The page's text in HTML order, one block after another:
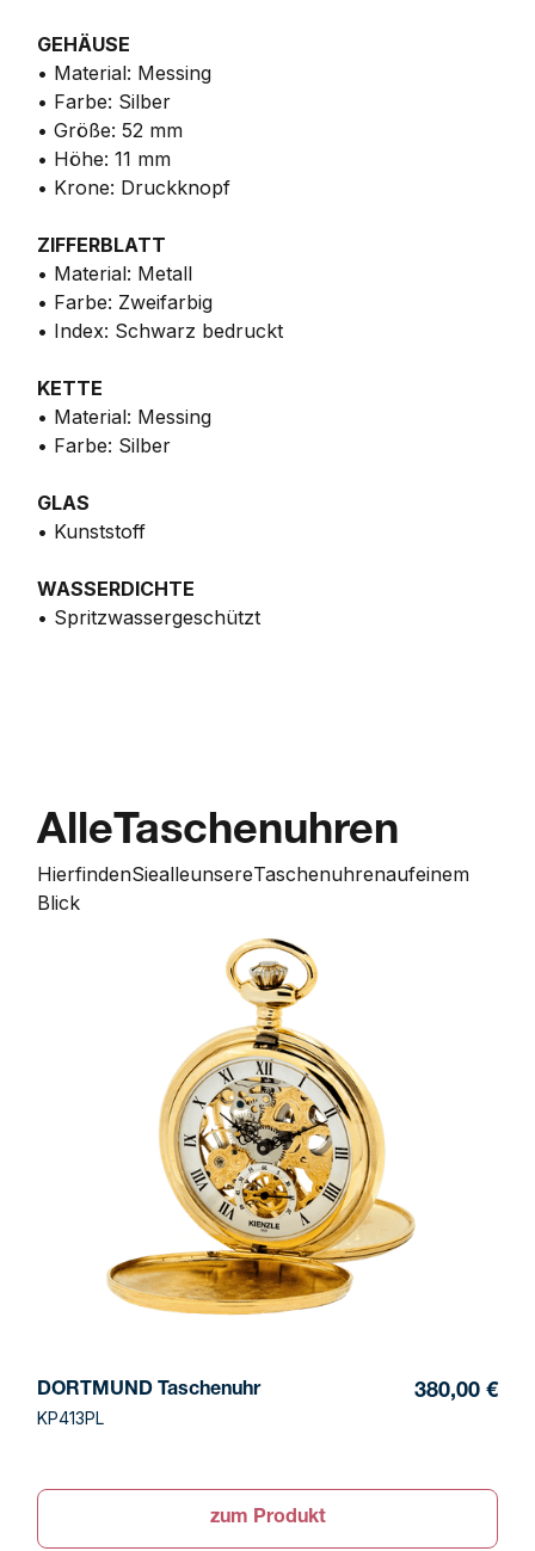
GEHÄUSE
• Material: Messing
• Farbe: Silber
• Größe: 52 mm
• Höhe: 11 mm
• Krone: Druckknopf
ZIFFERBLATT
• Material: Metall
• Farbe: Zweifarbig
• Index: Schwarz bedruckt
KETTE
• Material: Messing
• Farbe: Silber
GLAS
• Kunststoff
WASSERDICHTE
• Spritzwassergeschützt
Alle Taschenuhren
HierfindenSiealleunsereTaschenuhrenaufeinem
Blick
DORTMUND Taschenuhr
KP413PL
380,00 €
zum Produkt